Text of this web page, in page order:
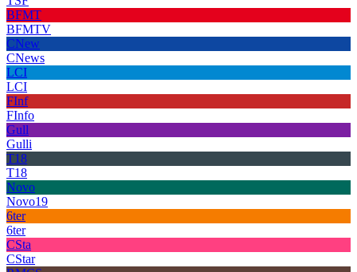
BFMT
BFMTV
CNew
CNews
LCI
LCI
FInf
FInfo
Gull
Gulli
T18
T18
Novo
Novo19
6ter
6ter
CSta
CStar